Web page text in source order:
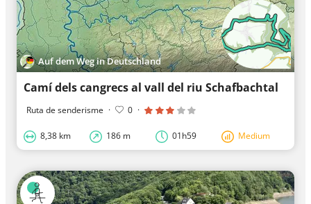
Auf dem Weg in Deutschland
Camí dels cangrecs al vall del riu Schafbachtal
Ruta de senderisme · 0 ·
8,38 km 186 m 01h59 Medium